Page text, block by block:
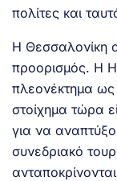
πολίτες και
Η Θεσσαλονίκη
προορισμός. Η
πλεονέκτημα
στοίχημα τώρα
για να
συνεδριακό